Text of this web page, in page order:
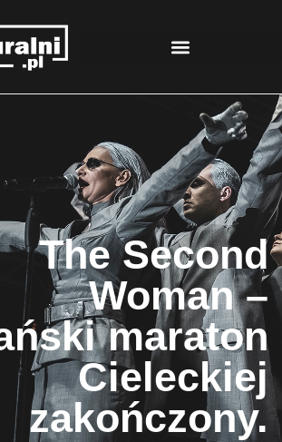
The Second
Woman –
maraton
Cieleckiej
zakończony.